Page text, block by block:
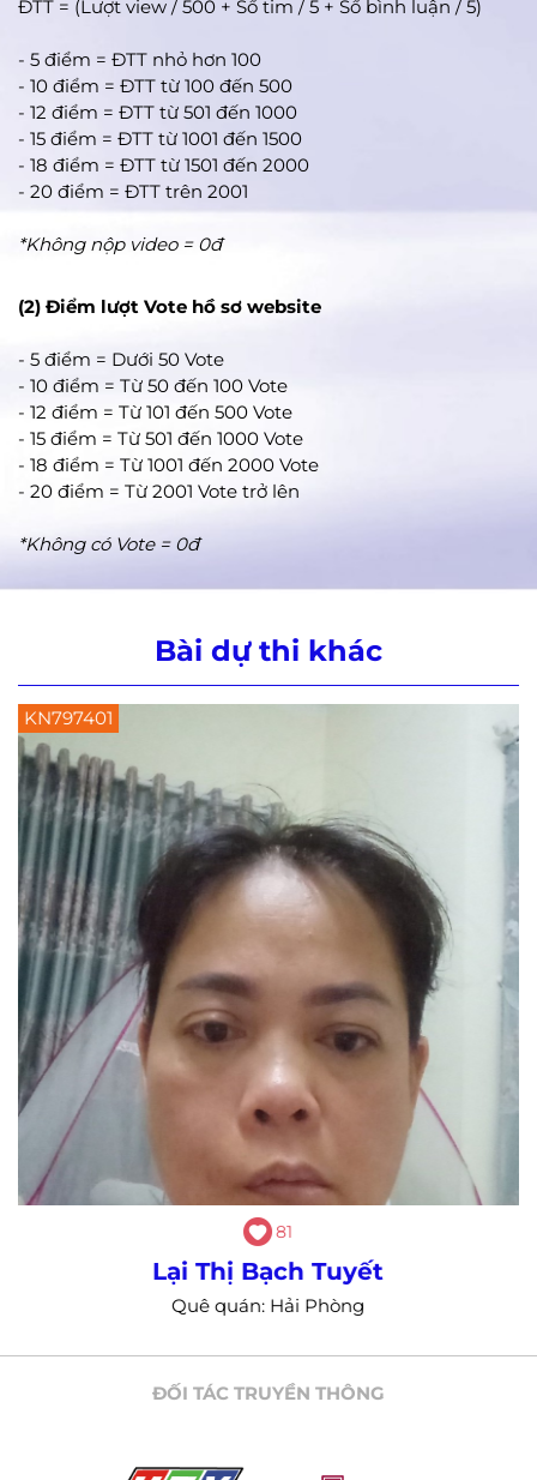
ĐTT = (Lượt view / 500 + Số tim / 5 + Số bình luận / 5)
- 5 điểm = ĐTT nhỏ hơn 100
- 10 điểm = ĐTT từ 100 đến 500
- 12 điểm = ĐTT từ 501 đến 1000
- 15 điểm = ĐTT từ 1001 đến 1500
- 18 điểm = ĐTT từ 1501 đến 2000
- 20 điểm = ĐTT trên 2001
*Không nộp video = 0đ
(2) Điểm lượt Vote hồ sơ website
- 5 điểm = Dưới 50 Vote
- 10 điểm = Từ 50 đến 100 Vote
- 12 điểm = Từ 101 đến 500 Vote
- 15 điểm = Từ 501 đến 1000 Vote
- 18 điểm = Từ 1001 đến 2000 Vote
- 20 điểm = Từ 2001 Vote trở lên
*Không có Vote = 0đ
Bài dự thi khác
KN797401
81
Lại Thị Bạch Tuyết
Quê quán: Hải Phòng
ĐỐI TÁC TRUYỀN THÔNG